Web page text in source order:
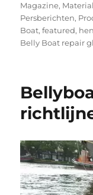
Magazine,
Persberichten,
Boat,featured,
Belly Boat repair